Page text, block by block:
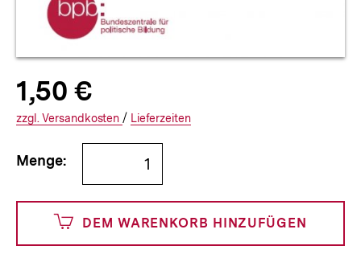
Allgemeine
Informationen
Produktpreis:
1,50 €1
€
150
Cents
zuzüglich
Versandkosten
Interner
Informationen
den
zzgl. zuzüglichen
Versandkosten/ Interner
Informationen
Lieferzeiten
Bestellmenge
angeben
Menge:
DEM WARENKORB HINZUFÜGEN